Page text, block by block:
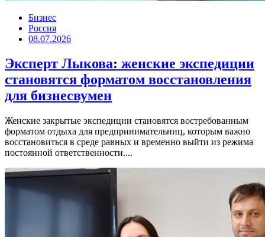
Бизнес
Россия
08.07.2026
Эксперт Лыкова: женские экспедиции
становятся форматом восстановления
для бизнесвумен
Женские закрытые экспедиции становятся востребованным
форматом отдыха для предпринимательниц, которым важно
восстановиться в среде равных и временно выйти из режима
постоянной ответственности....